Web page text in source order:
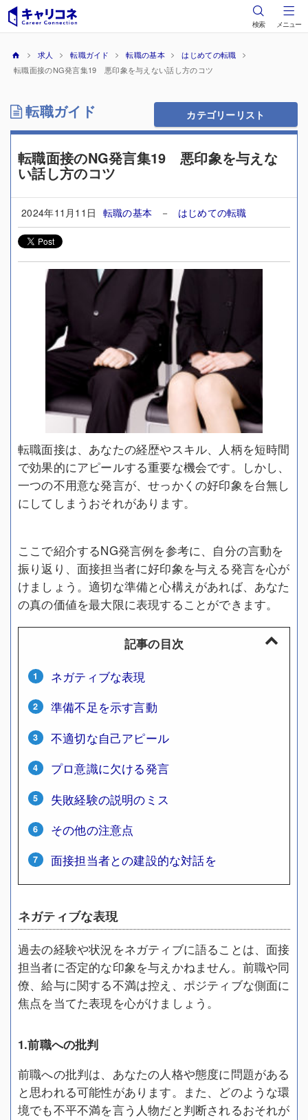
検索 メニュー
求人 転職ガイド 転職の基本
はじめての転職
転職面接のNG発言集19 悪印象を与えない話し方のコツ
転職ガイド カテゴリーリスト
転職面接のNG発言集19 悪印象を与えな
い話し方のコツ
2024年11月11日 転職の基本 － はじめての転職
転職面接は、あなたの経歴やスキル、人柄を短時間
で効果的にアピールする重要な機会です。しかし、
一つの不用意な発言が、せっかくの好印象を台無し
にしてしまうおそれがあります。
ここで紹介するNG発言例を参考に、自分の言動を
振り返り、面接担当者に好印象を与える発言を心が
けましょう。適切な準備と心構えがあれば、あなた
の真の価値を最大限に表現することができます。
記事の目次
ネガティブな表現
準備不足を示す言動
不適切な自己アピール
プロ意識に欠ける発言
失敗経験の説明のミス
その他の注意点
面接担当者との建設的な対話を
ネガティブな表現
過去の経験や状況をネガティブに語ることは、面接
担当者に否定的な印象を与えかねません。前職や同
僚、給与に関する不満は控え、ポジティブな側面に
焦点を当てた表現を心がけましょう。
1.前職への批判
前職への批判は、あなたの人格や態度に問題がある
と思われる可能性があります。また、どのような環
境でも不平不満を言う人物だと判断されるおそれが